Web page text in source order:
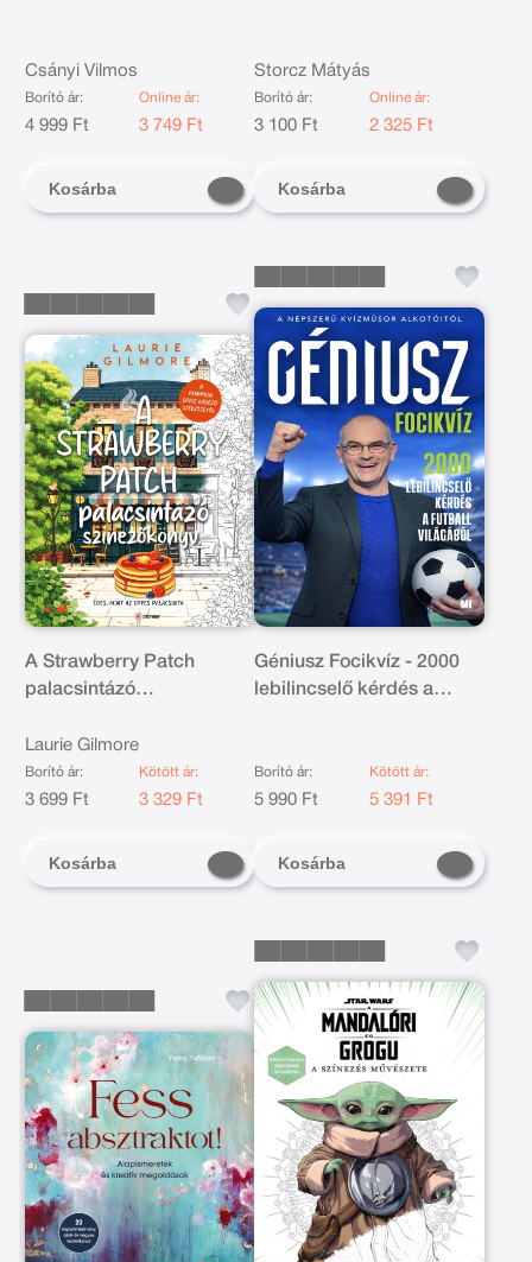
Csányi Vilmos
Borító ár:
4 999 Ft
Online ár:
3 749 Ft
Kosárba
Storcz Mátyás
Borító ár:
3 100 Ft
Online ár:
2 325 Ft
Kosárba
A Strawberry Patch
palacsintázó
Laurie Gilmore
Borító ár:
3 699 Ft
Kötött ár:
3 329 Ft
Kosárba
Géniusz Focikvíz - 2000
lebilincselő kérdés a
Borító ár:
5 990 Ft
Kötött ár:
5 391 Ft
Kosárba